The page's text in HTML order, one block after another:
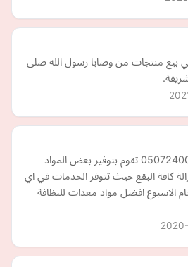
بيع منتجات من وصايا رسول الله صلى
شركة تنظيف بالرياض 0507240005 تقوم بتوفير بعض المواد
كافة البقع حيث تتوفر الخدمات في اي
الاسبوع افضل مواد معدات للنظافة